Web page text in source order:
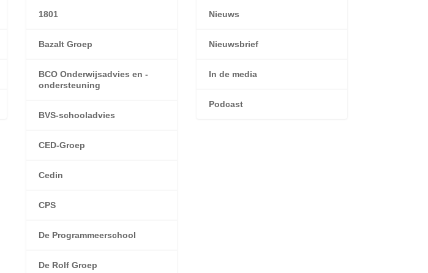
1801
Bazalt Groep
BCO Onderwijsadvies en -
ondersteuning
BVS-schooladvies
CED-Groep
Cedin
CPS
De Programmeerschool
De Rolf Groep
Nieuws
Nieuwsbrief
In de media
Podcast